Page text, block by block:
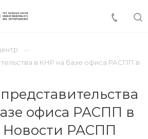
в КНР на базе офиса РАСПП в
офиса РАСПП в
Новости РАСПП